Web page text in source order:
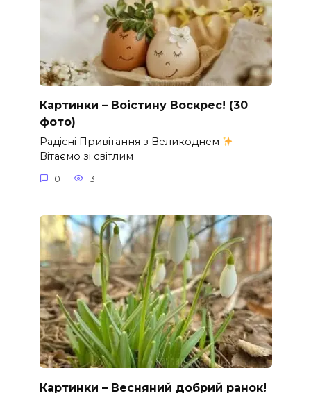
Картинки – Воістину Воскрес! (30
фото)
Радісні Привітання з Великоднем
Вітаємо зі світлим
0 3
Картинки – Весняний добрий ранок!